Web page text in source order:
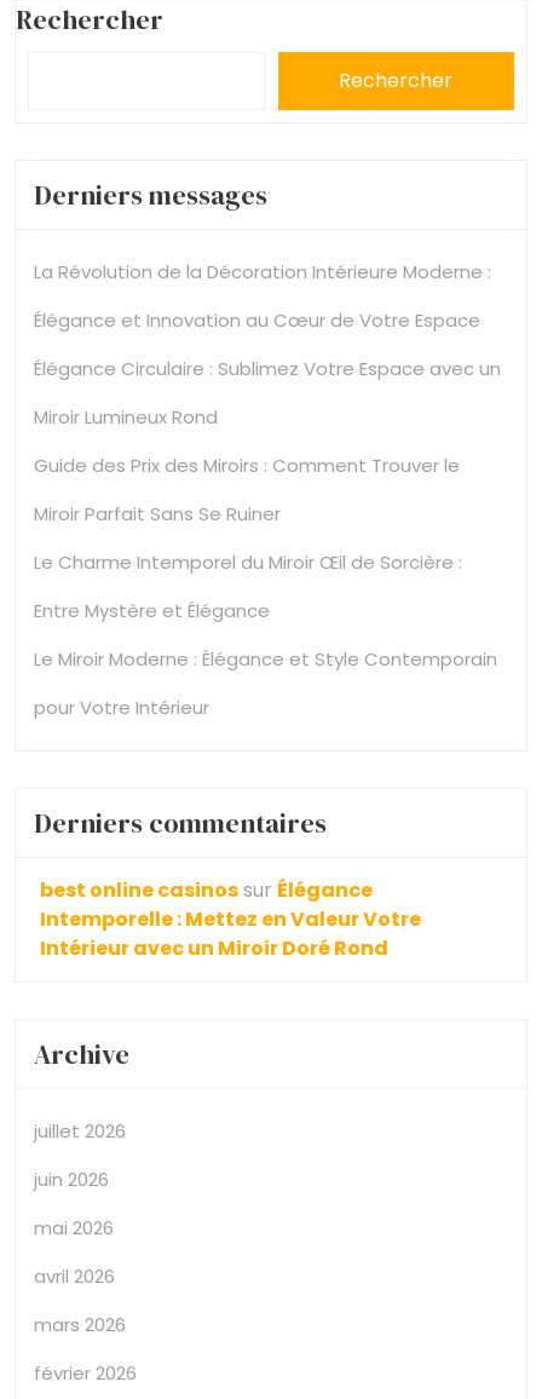
Rechercher
Rechercher
Derniers messages
La Révolution de la Décoration Intérieure Moderne :
Élégance et Innovation au Cœur de Votre Espace
Élégance Circulaire : Sublimez Votre Espace avec un
Miroir Lumineux Rond
Guide des Prix des Miroirs : Comment Trouver le
Miroir Parfait Sans Se Ruiner
Le Charme Intemporel du Miroir Œil de Sorcière :
Entre Mystère et Élégance
Le Miroir Moderne : Élégance et Style Contemporain
pour Votre Intérieur
Derniers commentaires
best online casinossur Élégance
Intemporelle : Mettez en Valeur Votre
Intérieur avec un Miroir Doré Rond
Archive
juillet 2026
juin 2026
mai 2026
avril 2026
mars 2026
février 2026